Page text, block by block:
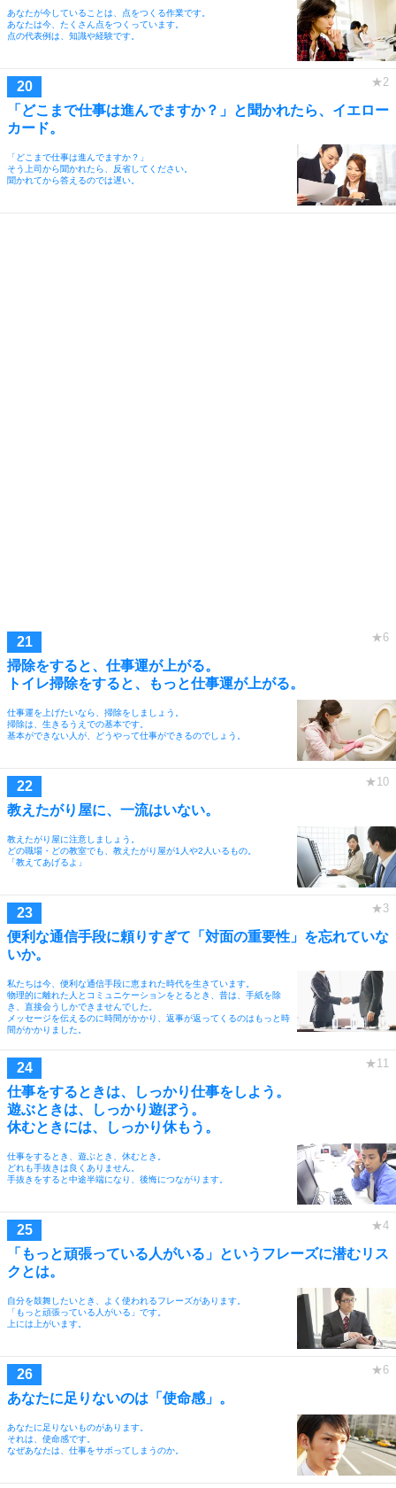
あなたが今していることは、点をつくる作業です。
あなたは今、たくさん点をつくっています。
点の代表例は、知識や経験です。
「どこまで仕事は進んでますか？」と聞かれたら、イエロー
カード。
「どこまで仕事は進んでますか？」
そう上司から聞かれたら、反省してください。
聞かれてから答えるのでは遅い。
掃除をすると、仕事運が上がる。
トイレ掃除をすると、もっと仕事運が上がる。
仕事運を上げたいなら、掃除をしましょう。
掃除は、生きるうえでの基本です。
基本ができない人が、どうやって仕事ができるのでしょう。
教えたがり屋に、一流はいない。
教えたがり屋に注意しましょう。
どの職場・どの教室でも、教えたがり屋が1人や2人いるもの。
「教えてあげるよ」
便利な通信手段に頼りすぎて「対面の重要性」を忘れていな
いか。
私たちは今、便利な通信手段に恵まれた時代を生きています。
物理的に離れた人とコミュニケーションをとるとき、昔は、手紙を除
き、直接会うしかできませんでした。
メッセージを伝えるのに時間がかかり、返事が返ってくるのはもっと時
間がかかりました。
仕事をするときは、しっかり仕事をしよう。
遊ぶときは、しっかり遊ぼう。
休むときには、しっかり休もう。
仕事をするとき、遊ぶとき、休むとき。
どれも手抜きは良くありません。
手抜きをすると中途半端になり、後悔につながります。
「もっと頑張っている人がいる」というフレーズに潜むリス
クとは。
自分を鼓舞したいとき、よく使われるフレーズがあります。
「もっと頑張っている人がいる」です。
上には上がいます。
あなたに足りないのは「使命感」。
あなたに足りないものがあります。
それは、使命感です。
なぜあなたは、仕事をサボってしまうのか。